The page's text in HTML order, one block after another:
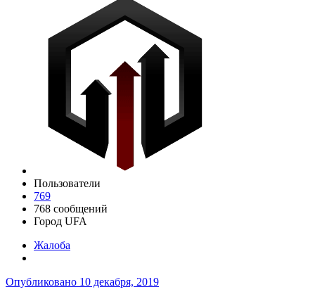
Пользователи
769
768 сообщений
Город UFA
Жалоба
Опубликовано 10 декабря, 2019